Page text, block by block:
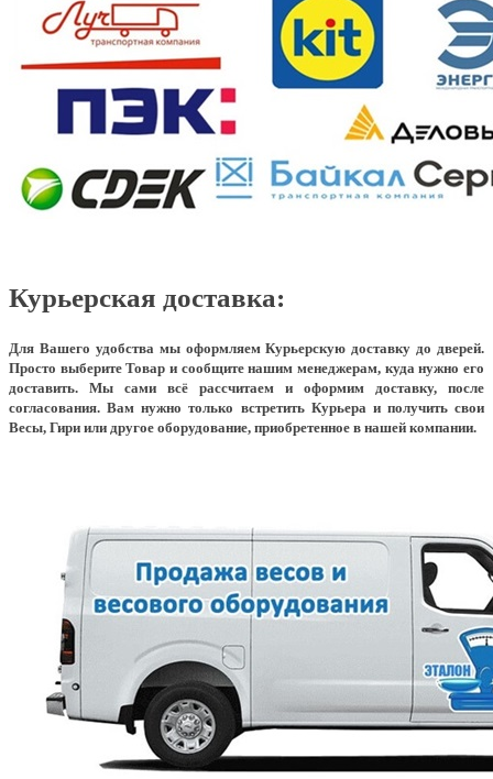
Курьерская доставка:
Для Вашего удобства мы оформляем Курьерскую доставку до дверей.
Просто выберите Товар и сообщите нашим менеджерам, куда нужно его
доставить. Мы сами всё рассчитаем и оформим доставку, после
согласования. Вам нужно только встретить Курьера и получить свои
Весы, Гири или другое оборудование, приобретенное в нашей компании.